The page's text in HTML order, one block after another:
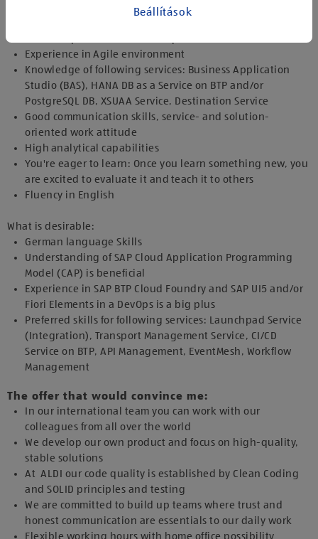
Programming skills in Node.js and/or Java as well as OData
Experience in Agile environment
Knowledge of following services: Business Application
Studio (BAS), HANA DB as a Service on BTP and/or
PostgreSQL DB, XSUAA Service, Destination Service
Good communication skills, service- and solution-
oriented work attitude
High analytical capabilities
You're eager to learn: Once you learn something new, you
are excited to evaluate it and teach it to others
Fluency in English
What is desirable:
German language Skills
Understanding of SAP Cloud Application Programming
Model (CAP) is beneficial
Experience in SAP BTP Cloud Foundry and SAP UI5 and/or
Fiori Elements in a DevOps is a big plus
Preferred skills for following services: Launchpad Service
(Integration), Transport Management Service, CI/CD
Service on BTP, API Management, EventMesh, Workflow
Management
The offer that would convince me:
In our international team you can work with our
colleagues from all over the world
We develop our own product and focus on high-quality,
stable solutions
At ALDI our code quality is established by Clean Coding
and SOLID principles and testing
We are committed to build up teams where trust and
honest communication are essentials to our daily work
Flexible working hours with home office possibility
Beállítások